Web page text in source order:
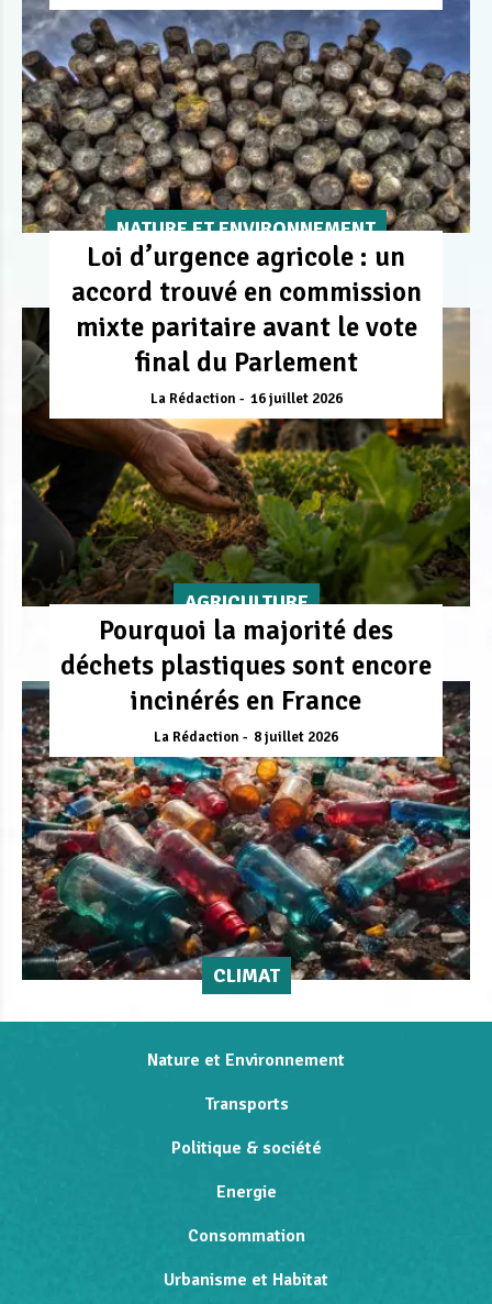
NATURE ET ENVIRONNEMENT
Loi d’urgence agricole : un
accord trouvé en commission
mixte paritaire avant le vote
final du Parlement
La Rédaction 16 juillet 2026
AGRICULTURE
Pourquoi la majorité des
déchets plastiques sont encore
incinérés en France
La Rédaction 8 juillet 2026
CLIMAT
Nature et Environnement
Transports
Politique & société
Energie
Consommation
Urbanisme et Habitat